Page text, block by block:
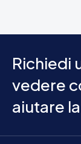
Richiedi
vedere
aiutare